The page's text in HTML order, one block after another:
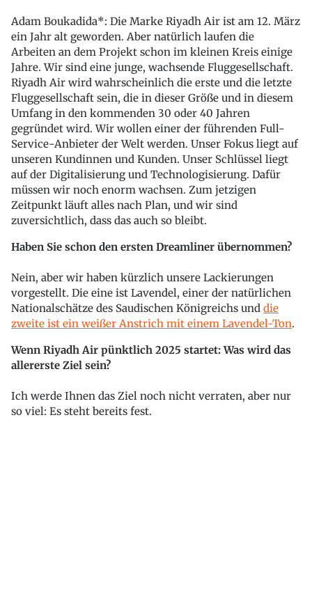
Adam Boukadida*: Die Marke Riyadh Air ist am 12. März
ein Jahr alt geworden. Aber natürlich laufen die
Arbeiten an dem Projekt schon im kleinen Kreis einige
Jahre. Wir sind eine junge, wachsende Fluggesellschaft.
Riyadh Air wird wahrscheinlich die erste und die letzte
Fluggesellschaft sein, die in dieser Größe und in diesem
Umfang in den kommenden 30 oder 40 Jahren
gegründet wird. Wir wollen einer der führenden Full-
Service-Anbieter der Welt werden. Unser Fokus liegt auf
unseren Kundinnen und Kunden. Unser Schlüssel liegt
auf der Digitalisierung und Technologisierung. Dafür
müssen wir noch enorm wachsen. Zum jetzigen
Zeitpunkt läuft alles nach Plan, und wir sind
zuversichtlich, dass das auch so bleibt.
Haben Sie schon den ersten Dreamliner übernommen?
Nein, aber wir haben kürzlich unsere Lackierungen
vorgestellt. Die eine ist Lavendel, einer der natürlichen
Nationalschätze des Saudischen Königreichs und die
zweite ist ein weißer Anstrich mit einem Lavendel-Ton.
Wenn Riyadh Air pünktlich 2025 startet: Was wird das
allererste Ziel sein?
Ich werde Ihnen das Ziel noch nicht verraten, aber nur
so viel: Es steht bereits fest.